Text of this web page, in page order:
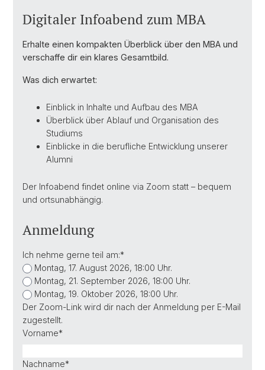
Digitaler Infoabend zum MBA
Erhalte einen kompakten Überblick über den MBA und
verschaffe dir ein klares Gesamtbild.
Was dich erwartet:
Einblick in Inhalte und Aufbau des MBA
Überblick über Ablauf und Organisation des
Studiums
Einblicke in die berufliche Entwicklung unserer
Alumni
Der Infoabend findet online via Zoom statt – bequem
und ortsunabhängig.
Anmeldung
Ich nehme gerne teil am:*
Montag, 17. August 2026, 18:00 Uhr.
Montag, 21. September 2026, 18:00 Uhr.
Montag, 19. Oktober 2026, 18:00 Uhr.
Der Zoom-Link wird dir nach der Anmeldung per E-Mail
zugestellt.
Vorname*
Nachname*